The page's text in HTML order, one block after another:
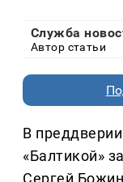
Служба
Автор статьи
В
«Балтикой»
Сергей